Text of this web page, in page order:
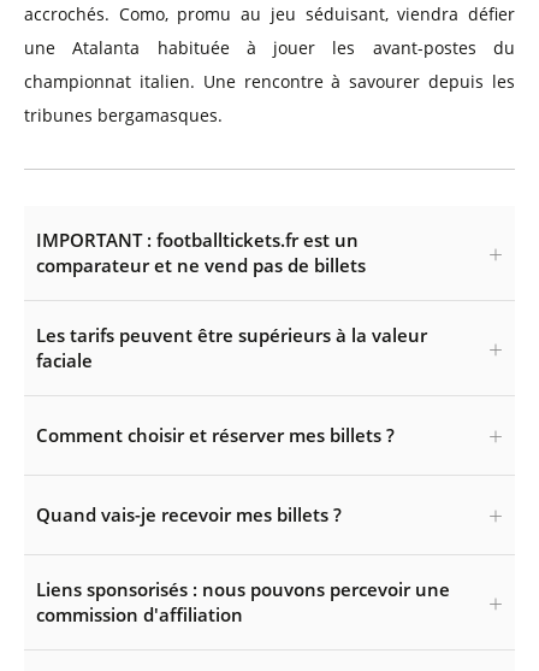
accrochés. Como, promu au jeu séduisant, viendra défier
une Atalanta habituée à jouer les avant-postes du
championnat italien. Une rencontre à savourer depuis les
tribunes bergamasques.
IMPORTANT : footballtickets.fr est un
comparateur et ne vend pas de billets
Les tarifs peuvent être supérieurs à la valeur
faciale
Comment choisir et réserver mes billets ?
Quand vais-je recevoir mes billets ?
Liens sponsorisés : nous pouvons percevoir une
commission d'affiliation